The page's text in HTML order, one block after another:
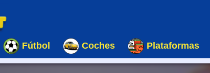
Fútbol Coches Plataformas